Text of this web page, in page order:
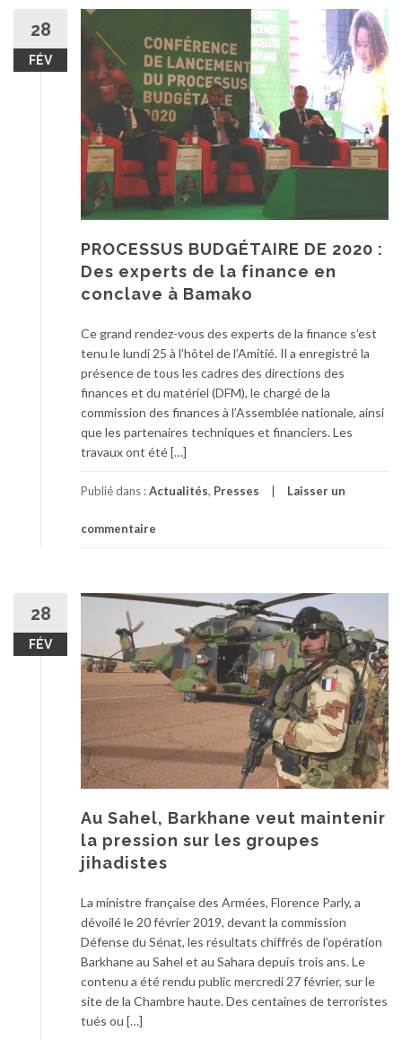
28
FÉV
PROCESSUS BUDGÉTAIRE DE 2020 :
Des experts de la finance en
conclave à Bamako
Ce grand rendez-vous des experts de la finance s’est
tenu le lundi 25 à l’hôtel de l’Amitié. Il a enregistré la
présence de tous les cadres des directions des
finances et du matériel (DFM), le chargé de la
commission des finances à l’Assemblée nationale, ainsi
que les partenaires techniques et financiers. Les
travaux ont été […]
Publié dans :Actualités, Presses Laisser un
commentaire
28
FÉV
Au Sahel, Barkhane veut maintenir
la pression sur les groupes
jihadistes
La ministre française des Armées, Florence Parly, a
dévoilé le 20 février 2019, devant la commission
Défense du Sénat, les résultats chiffrés de l’opération
Barkhane au Sahel et au Sahara depuis trois ans. Le
contenu a été rendu public mercredi 27 février, sur le
site de la Chambre haute. Des centaines de terroristes
tués ou […]